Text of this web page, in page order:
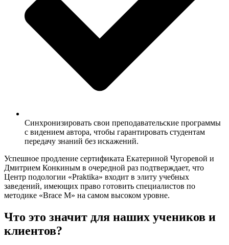
Синхронизировать свои преподавательские программы
с видением автора, чтобы гарантировать студентам
передачу знаний без искажений.
Успешное продление сертификата Екатериной Чугоревой и
Дмитрием Конкиным в очередной раз подтверждает, что
Центр подологии «Praktika» входит в элиту учебных
заведений, имеющих право готовить специалистов по
методике «Brace M» на самом высоком уровне.
Что это значит для наших учеников и
клиентов?